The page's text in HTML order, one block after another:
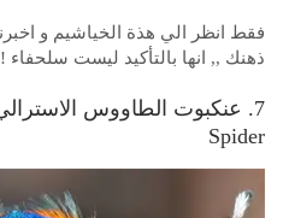
فقط انظر الي هذة الخياشيم و
ذهنك ,, انها بالتأكيد ليست سلحفاء !
Spider